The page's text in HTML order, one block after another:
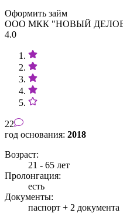
Оформить займ
ООО МКК "НОВЫЙ
4.0
22
год основания: 2018
Возраст:
21 - 65 лет
Пролонгация:
есть
Документы:
паспорт + 2 документа